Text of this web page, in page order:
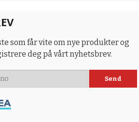
som får vite om nye produkter og
deg på vårt nyhetsbrev.